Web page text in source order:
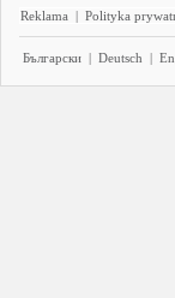
Reklama | Polityka
Български | Deutsch |